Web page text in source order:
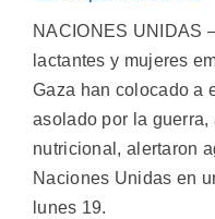
NACIONES UNIDAS
lactantes y mujeres
Gaza han colocado a
asolado por la
nutricional, alertaron
Naciones Unidas en
lunes 19.